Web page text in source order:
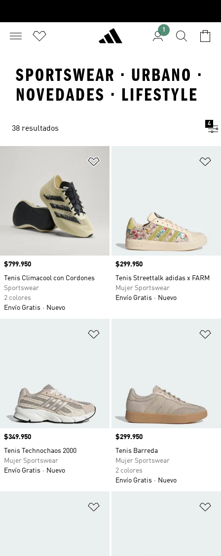
1
SPORTSWEAR · URBANO ·
NOVEDADES · LIFESTYLE
38 resultados
4
Precio
$799.950
Tenis Climacool con Cordones
Sportswear
2 colores
Envío Gratis
Nuevo
Precio
$299.950
Tenis Streettalk adidas x FARM
Mujer Sportswear
Envío Gratis
Nuevo
Precio
$349.950
Tenis Technochaos 2000
Mujer Sportswear
Envío Gratis
Nuevo
Precio
$299.950
Tenis Barreda
Mujer Sportswear
2 colores
Envío Gratis
Nuevo